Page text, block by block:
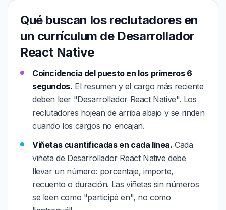
Qué buscan los reclutadores en
un currículum de Desarrollador
React Native
Coincidencia del puesto en los primeros 6
segundos. El resumen y el cargo más reciente
deben leer "Desarrollador React Native". Los
reclutadores hojean de arriba abajo y se rinden
cuando los cargos no encajan.
Viñetas cuantificadas en cada línea. Cada
viñeta de Desarrollador React Native debe
llevar un número: porcentaje, importe,
recuento o duración. Las viñetas sin números
se leen como "participé en", no como